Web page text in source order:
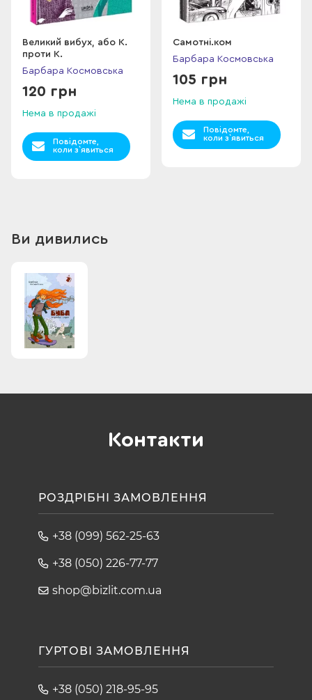
Великий вибух, або К.
проти К.
Барбара Космовська
120 грн
Нема в продажі
Повідомте,
коли з`явиться
Самотні.ком
Барбара Космовська
105 грн
Нема в продажі
Повідомте,
коли з`явиться
Ви дивились
Контакти
РОЗДРІБНІ ЗАМОВЛЕННЯ
+38 (099) 562-25-63
+38 (050) 226-77-77
shop@bizlit.com.ua
ГУРТОВІ ЗАМОВЛЕННЯ
+38 (050) 218-95-95